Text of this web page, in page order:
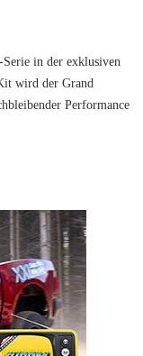
Serie in der exklusiven
wird der Grand
Performance